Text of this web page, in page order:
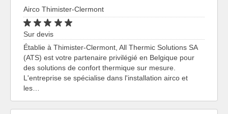
Airco Thimister-Clermont
Sur devis
Établie à Thimister-Clermont, All Thermic Solutions SA
(ATS) est votre partenaire privilégié en Belgique pour
des solutions de confort thermique sur mesure.
L'entreprise se spécialise dans l'installation airco et
les…